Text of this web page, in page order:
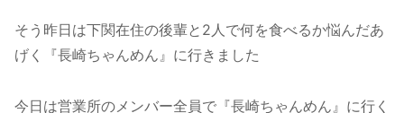
そう昨日は下関在住の後輩と2人で何を食べるか悩んだあ
げく『長崎ちゃんめん』に行きました
今日は営業所のメンバー全員で『長崎ちゃんめん』に行く